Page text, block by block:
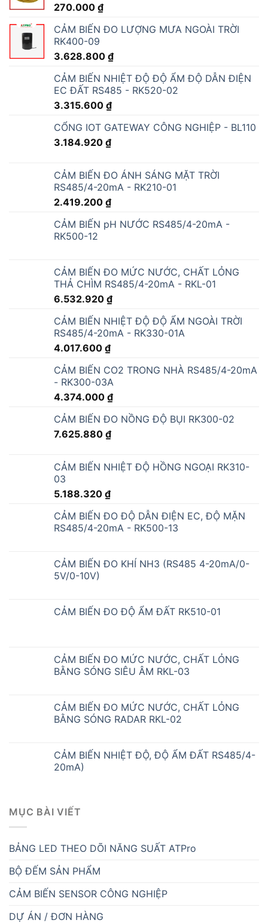
270.000 ₫
CẢM BIẾN ĐO LƯỢNG MƯA NGOÀI TRỜI
RK400-09
3.628.800 ₫
CẢM BIẾN NHIỆT ĐỘ ĐỘ ẨM ĐỘ DẪN ĐIỆN
EC ĐẤT RS485 - RK520-02
3.315.600 ₫
CỔNG IOT GATEWAY CÔNG NGHIỆP - BL110
3.184.920 ₫
CẢM BIẾN ĐO ÁNH SÁNG MẶT TRỜI
RS485/4-20mA - RK210-01
2.419.200 ₫
CẢM BIẾN pH NƯỚC RS485/4-20mA -
RK500-12
CẢM BIẾN ĐO MỨC NƯỚC, CHẤT LỎNG
THẢ CHÌM RS485/4-20mA - RKL-01
6.532.920 ₫
CẢM BIẾN NHIỆT ĐỘ ĐỘ ẨM NGOÀI TRỜI
RS485/4-20mA - RK330-01A
4.017.600 ₫
CẢM BIẾN CO2 TRONG NHÀ RS485/4-20mA
- RK300-03A
4.374.000 ₫
CẢM BIẾN ĐO NỒNG ĐỘ BỤI RK300-02
7.625.880 ₫
CẢM BIẾN NHIỆT ĐỘ HỒNG NGOẠI RK310-
03
5.188.320 ₫
CẢM BIẾN ĐO ĐỘ DẪN ĐIỆN EC, ĐỘ MẶN
RS485/4-20mA - RK500-13
CẢM BIẾN ĐO KHÍ NH3 (RS485 4-20mA/0-
5V/0-10V)
CẢM BIẾN ĐO ĐỘ ẨM ĐẤT RK510-01
CẢM BIẾN ĐO MỨC NƯỚC, CHẤT LỎNG
BẰNG SÓNG SIÊU ÂM RKL-03
CẢM BIẾN ĐO MỨC NƯỚC, CHẤT LỎNG
BẰNG SÓNG RADAR RKL-02
CẢM BIẾN NHIỆT ĐỘ, ĐỘ ẨM ĐẤT RS485/4-
20mA)
MỤC BÀI VIẾT
BẢNG LED THEO DÕI NĂNG SUẤT ATPro
BỘ ĐẾM SẢN PHẨM
CẢM BIẾN SENSOR CÔNG NGHIỆP
DỰ ÁN / ĐƠN HÀNG